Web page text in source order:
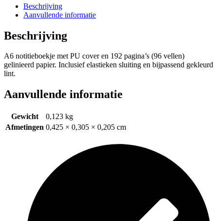
Beschrijving
Aanvullende informatie
Beschrijving
A6 notitieboekje met PU cover en 192 pagina’s (96 vellen)
gelinieerd papier. Inclusief elastieken sluiting en bijpassend gekleurd
lint.
Aanvullende informatie
Gewicht
0,123 kg
Afmetingen 0,425 × 0,305 × 0,205 cm